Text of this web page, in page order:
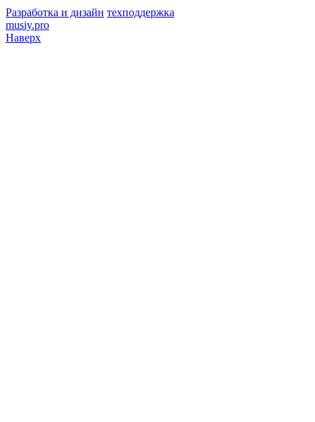
Разработка и дизайн техподдержка
musiy.pro
Наверх